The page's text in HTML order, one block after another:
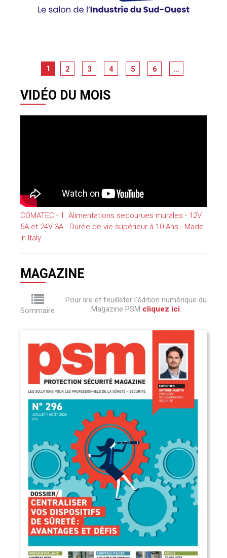
1 2 3 4 5 6 …
VIDÉO DU MOIS
COMATEC - 1. Alimentations secourues murales - 12V
5A et 24V 3A - Durée de vie supérieur à 10 Ans - Made
in Italy
MAGAZINE
Sommaire
Pour lire et feuilleter l'édition numérique du
Magazine PSM cliquez ici.